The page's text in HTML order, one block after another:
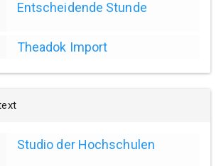
Entscheidende Stunde
Theadok Import
Studio der Hochschulen